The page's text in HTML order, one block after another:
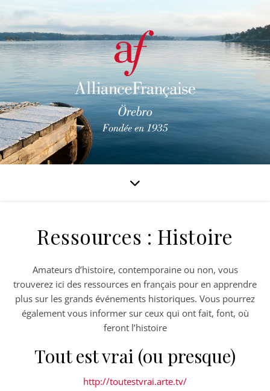
Ressources : Histoire
Amateurs d’histoire, contemporaine ou non, vous
trouverez ici des ressources en français pour en apprendre
plus sur les grands événements historiques. Vous pourrez
également vous informer sur ceux qui ont fait, font, où
feront l’histoire
Tout est vrai (ou presque)
http://toutestvrai.arte.tv/